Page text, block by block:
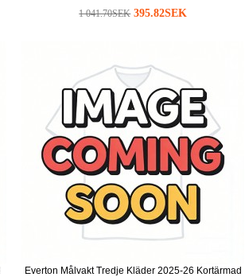
1 041.70SEK 395.82SEK
Everton Målvakt Tredje Kläder 2025-26 Kortärmad